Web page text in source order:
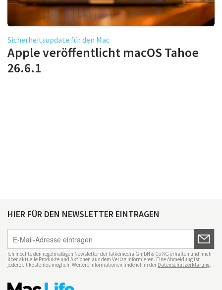
Sicherheitsupdate für den Mac
Apple veröffentlicht macOS Tahoe
26.6.1
HIER FÜR DEN NEWSLETTER EINTRAGEN
Ich möchte den regelmäßigen Newsletter der falkemedia GmbH & Co KG erhalten und mich
über aktuelle Produkte und Aktionen aus dem Verlag informieren. Eine Abmeldung ist
jederzeit kostenlos möglich. Weitere Informationen finde ich in der Datenschutzerklärung.